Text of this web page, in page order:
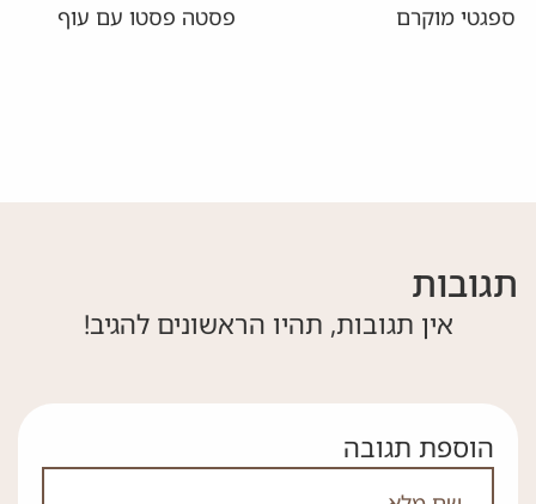
ספגטי מוקרם פסטה פסטו עם עוף
תגובות
אין תגובות, תהיו הראשונים להגיב!
אם אתה לא רובוט אל תמלא את השדה הזה
הוספת תגובה